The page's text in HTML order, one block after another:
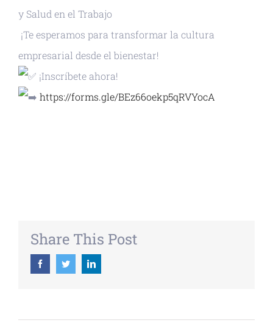
y Salud en el Trabajo
¡Te esperamos para transformar la cultura
empresarial desde el bienestar!
¡Inscríbete ahora!
https://forms.gle/BEz66oekp5qRVYocA
Share This Post
FacebookTwitterLinkedin